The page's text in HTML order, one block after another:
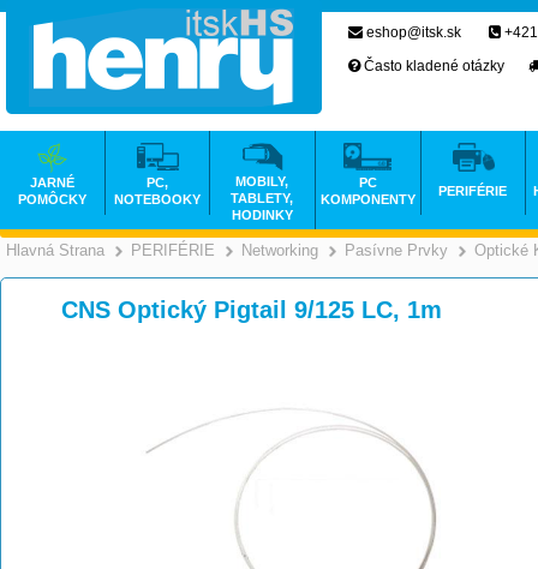
Hlavná Strana >
PERIFÉRIE >
Networking >
Pasívne Prvky Optické
CNS Optický Pigtail 9/125 LC, 1m
eshop@itsk.sk
Často kladené otázky
JARNÉ
POMÔCKY
PC,
NOTEBOOKY
MOBILY,
TABLETY,
HODINKY
PC
KOMPONENTY
PERIFÉRIE